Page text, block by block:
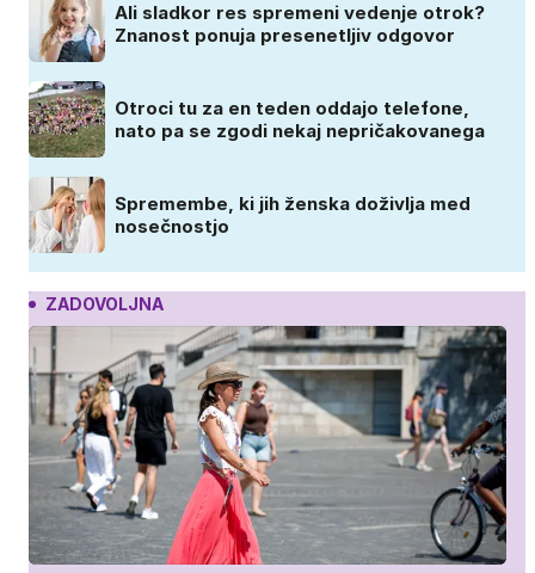
Ali sladkor res spremeni vedenje otrok?
Znanost ponuja presenetljiv odgovor
Otroci tu za en teden oddajo telefone,
nato pa se zgodi nekaj nepričakovanega
Spremembe, ki jih ženska doživlja med
nosečnostjo
ZADOVOLJNA